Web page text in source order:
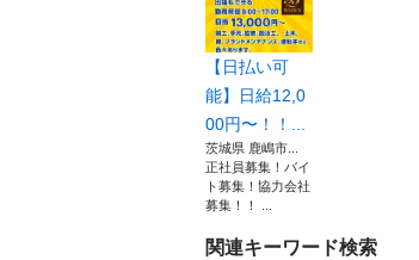
【日払い可
能】日給12,0
00円〜！！...
茨城県 鹿嶋市...
正社員募集！バイ
ト募集！協力会社
募集！！ ...
関連キーワード検索